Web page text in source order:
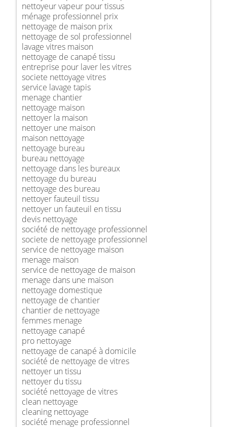
nettoyeur vapeur pour tissus
ménage professionnel prix
nettoyage de maison prix
nettoyage de sol professionnel
lavage vitres maison
nettoyage de canapé tissu
entreprise pour laver les vitres
societe nettoyage vitres
service lavage tapis
menage chantier
nettoyage maison
nettoyer la maison
nettoyer une maison
maison nettoyage
nettoyage bureau
bureau nettoyage
nettoyage dans les bureaux
nettoyage du bureau
nettoyage des bureau
nettoyer fauteuil tissu
nettoyer un fauteuil en tissu
devis nettoyage
société de nettoyage professionnel
societe de nettoyage professionnel
service de nettoyage maison
menage maison
service de nettoyage de maison
menage dans une maison
nettoyage domestique
nettoyage de chantier
chantier de nettoyage
femmes menage
nettoyage canapé
pro nettoyage
nettoyage de canapé à domicile
société de nettoyage de vitres
nettoyer un tissu
nettoyer du tissu
société nettoyage de vitres
clean nettoyage
cleaning nettoyage
société menage professionnel